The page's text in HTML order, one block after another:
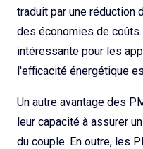
traduit par une réduction
des économies de
intéressante pour les
l'efficacité énergétique
Un autre avantage des
leur capacité à assurer
du couple. En outre, les